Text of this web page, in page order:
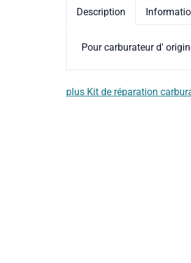
Description
Pour carburateur d'
plus Kit de réparation